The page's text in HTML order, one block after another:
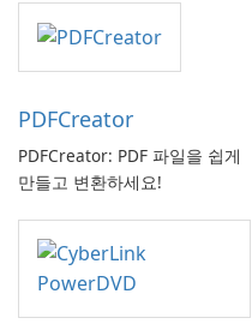
PDFCreator
PDFCreator: PDF 파일을 쉽게
만들고 변환하세요!